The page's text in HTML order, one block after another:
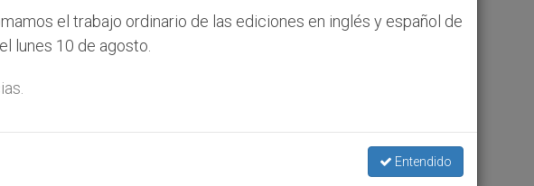
centrado en valores
el trabajo ordinario de las ediciones en inglés y español de
lunes 10 de agosto.
Entendido